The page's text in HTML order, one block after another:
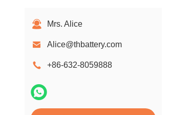
Mrs. Alice
Alice@thbattery.com
+86-632-8059888